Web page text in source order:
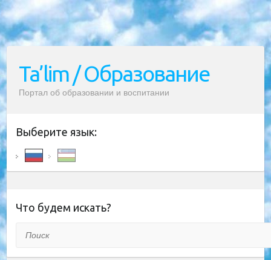
Ta’lim / Образование
Портал об образовании и воспитании
Выберите язык:
Что будем искать?